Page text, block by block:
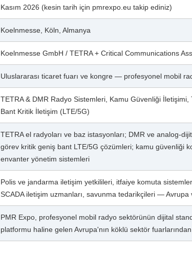
Kasım 2026 (kesin tarih için pmrexpo.eu takip ediniz)
Koelnmesse, Köln, Almanya
Koelnmesse GmbH / TETRA + Critical Communications
Uluslararası ticaret fuarı ve kongre — profesyonel mobil
TETRA & DMR Radyo Sistemleri, Kamu Güvenliği
Bant Kritik İletişim (LTE/5G)
TETRA el radyoları ve baz istasyonları; DMR ve analog-
görev kritik geniş bant LTE/5G çözümleri; kamu güvenliği
envanter yönetim sistemleri
Polis ve jandarma iletişim yetkilileri, itfaiye komuta
SCADA iletişim uzmanları, savunma tedarikçileri — Avrupa
PMR Expo, profesyonel mobil radyo sektörünün dijital
platformu haline gelen Avrupa'nın köklü sektör fuarlarından